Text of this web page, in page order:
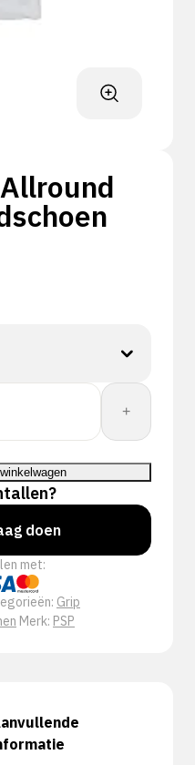
+
doen
met:
Grip
Merk: PSP